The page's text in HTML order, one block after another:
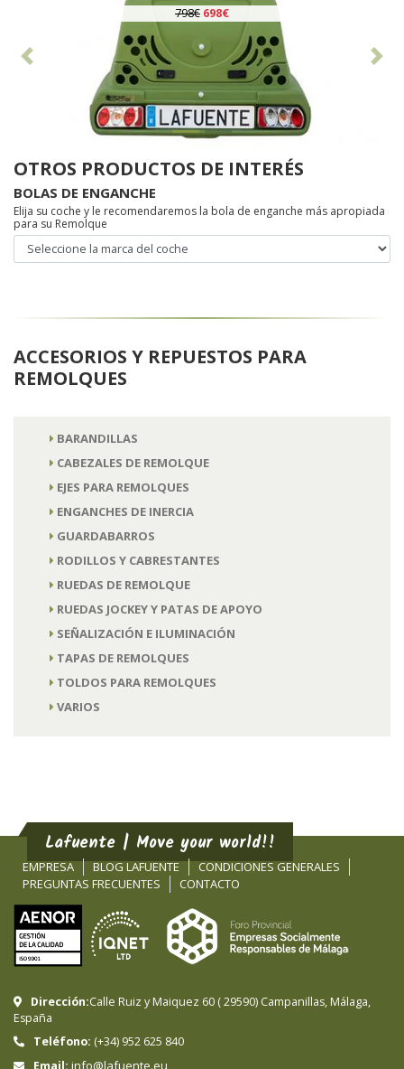
798€698€
OTROS PRODUCTOS DE INTERÉS
BOLAS DE ENGANCHE
Elija su coche y le recomendaremos la bola de enganche más apropiada
para su Remolque
ACCESORIOS Y REPUESTOS PARA
REMOLQUES
BARANDILLAS
CABEZALES DE REMOLQUE
EJES PARA REMOLQUES
ENGANCHES DE INERCIA
GUARDABARROS
RODILLOS Y CABRESTANTES
RUEDAS DE REMOLQUE
RUEDAS JOCKEY Y PATAS DE APOYO
SEÑALIZACIÓN E ILUMINACIÓN
TAPAS DE REMOLQUES
TOLDOS PARA REMOLQUES
VARIOS
Lafuente | Move your world!!
EMPRESA BLOG LAFUENTE
CONDICIONES GENERALES
PREGUNTAS FRECUENTES
CONTACTO
Dirección:Calle Ruiz y Maiquez 60 (29590) Campanillas, Málaga,
España
Teléfono: (+34) 952 625 840
Email: info@lafuente.eu